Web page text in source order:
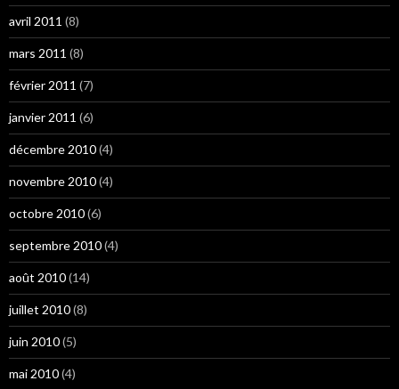
avril 2011 (8)
mars 2011 (8)
février 2011 (7)
janvier 2011 (6)
décembre 2010(4)
novembre 2010(4)
octobre 2010(6)
septembre 2010(4)
août 2010(14)
juillet 2010(8)
juin 2010(5)
mai 2010(4)